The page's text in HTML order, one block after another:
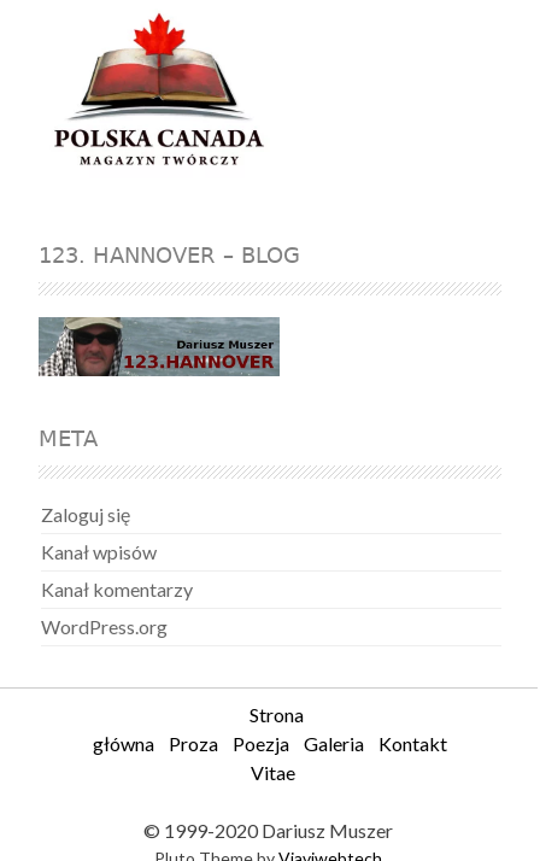
123. HANNOVER – BLOG
META
Zaloguj się
Kanał wpisów
Kanał komentarzy
WordPress.org
Strona
główna
Proza Poezja Galeria
Kontakt
Vitae
© 1999-2020 Dariusz Muszer